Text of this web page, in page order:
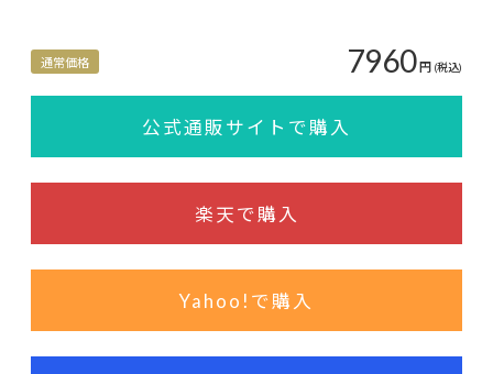
通常価格 7960円 (税込)
公式通販サイトで購入
楽天で購入
Yahoo!で購入